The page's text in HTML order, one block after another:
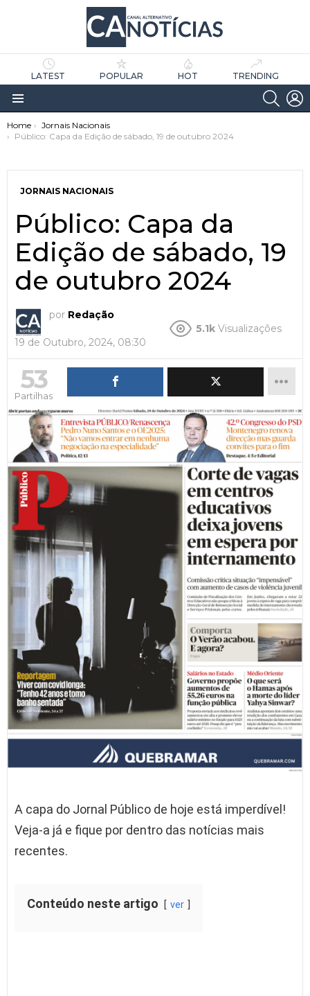
LATEST POPULAR HOT TRENDING
Menu
You are here:
Home
Jornais Nacionais
Público: Capa da Edição de sábado, 19 de outubro 2024
JORNAIS NACIONAIS
Público: Capa da
Edição de sábado, 19
de outubro 2024
por Redação
19 de Outubro, 2024, 08:30
5.1k Visualizações
53
Partilhas
A capa do Jornal Público de hoje está imperdível!
Veja-a já e fique por dentro das notícias mais
recentes.
Conteúdo neste artigo ver